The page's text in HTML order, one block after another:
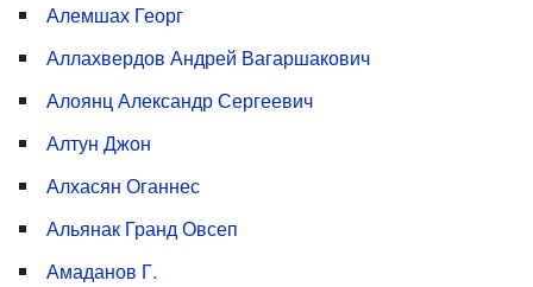
Алемшах Георг
Аллахвердов Андрей Вагаршакович
Алоянц Александр Сергеевич
Алтун Джон
Алхасян Оганнес
Альянак Гранд Овсеп
Амаданов Г.